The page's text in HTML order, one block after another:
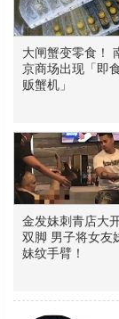
大闸蟹变零食！
京商场出现「即
贩蟹机」
金发妹刺青店大
双脚 男子将女友
妹纹手臂！